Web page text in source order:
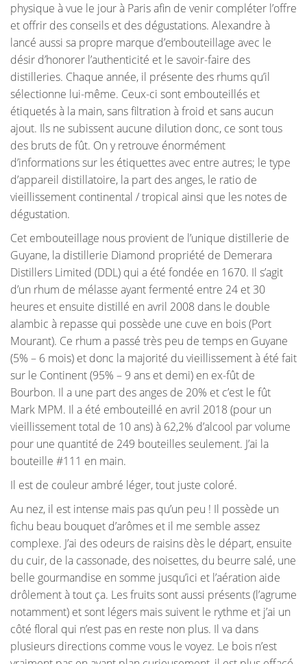
physique à vue le jour à Paris afin de venir compléter l’offre
et offrir des conseils et des dégustations. Alexandre à
lancé aussi sa propre marque d’embouteillage avec le
désir d’honorer l’authenticité et le savoir-faire des
distilleries. Chaque année, il présente des rhums qu’il
sélectionne lui-même. Ceux-ci sont embouteillés et
étiquetés à la main, sans filtration à froid et sans aucun
ajout. Ils ne subissent aucune dilution donc, ce sont tous
des bruts de fût. On y retrouve énormément
d’informations sur les étiquettes avec entre autres; le type
d’appareil distillatoire, la part des anges, le ratio de
vieillissement continental / tropical ainsi que les notes de
dégustation.
Cet embouteillage nous provient de l’unique distillerie de
Guyane, la distillerie Diamond propriété de Demerara
Distillers Limited (DDL) qui a été fondée en 1670. Il s’agit
d’un rhum de mélasse ayant fermenté entre 24 et 30
heures et ensuite distillé en avril 2008 dans le double
alambic à repasse qui possède une cuve en bois (Port
Mourant). Ce rhum a passé très peu de temps en Guyane
(5% – 6 mois) et donc la majorité du vieillissement à été fait
sur le Continent (95% – 9 ans et demi) en ex-fût de
Bourbon. Il a une part des anges de 20% et c’est le fût
Mark MPM. Il a été embouteillé en avril 2018 (pour un
vieillissement total de 10 ans) à 62,2% d’alcool par volume
pour une quantité de 249 bouteilles seulement. J’ai la
bouteille #111 en main.
Il est de couleur ambré léger, tout juste coloré.
Au nez, il est intense mais pas qu’un peu ! Il possède un
fichu beau bouquet d’arômes et il me semble assez
complexe. J’ai des odeurs de raisins dès le départ, ensuite
du cuir, de la cassonade, des noisettes, du beurre salé, une
belle gourmandise en somme jusqu’ici et l’aération aide
drôlement à tout ça. Les fruits sont aussi présents (l’agrume
notamment) et sont légers mais suivent le rythme et j’ai un
côté floral qui n’est pas en reste non plus. Il va dans
plusieurs directions comme vous le voyez. Le bois n’est